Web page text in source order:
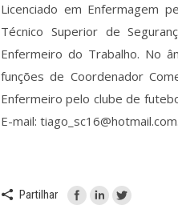
Licenciado em Enfermagem
Técnico Superior de
Enfermeiro do Trabalho. No
funções de Coordenador
Enfermeiro pelo clube de
E-mail: tiago_sc16@hotmail.com.
Partilhar